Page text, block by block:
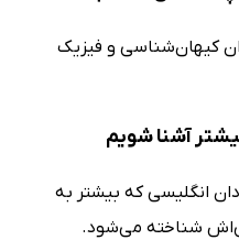
کیهان‌شناسی و فیزیک
آشنا شویم
1968) فیزیک‌دان انگلیسی که بیشتر به
شناخته می‌شود.